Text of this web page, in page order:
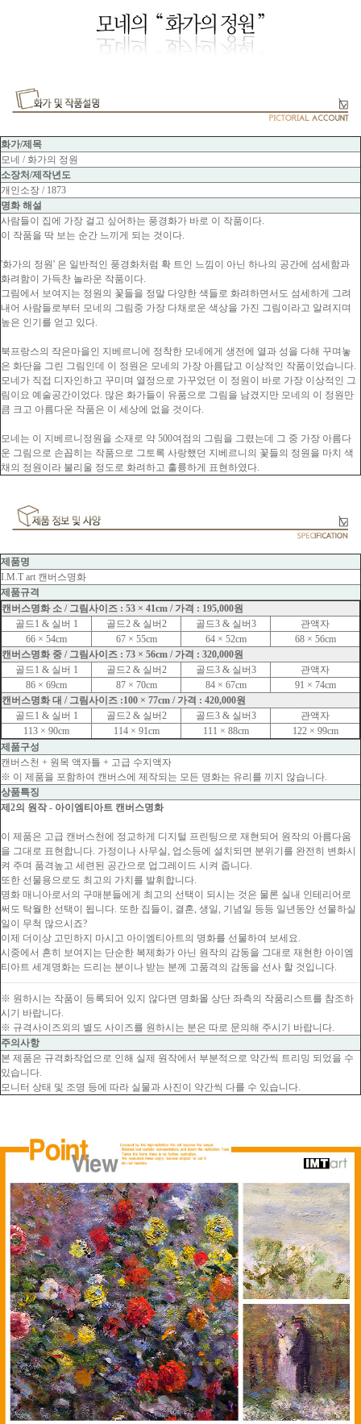
화가/제목
모네 / 화가의 정원
소장처/제작년도
개인소장 / 1873
명화 해설
사람들이 집에 가장 걸고 싶어하는 풍경화가 바로 이 작품이다.
이 작품을 딱 보는 순간 느끼게 되는 것이다.
'화가의 정원' 은 일반적인 풍경화처럼 확 트인 느낌이 아닌 하나의 공간에 섬세함과
화려함이 가득찬 놀라운 작품이다.
그림에서 보여지는 정원의 꽃들을 정말 다양한 색들로 화려하면서도 섬세하게 그려
내어 사람들로부터 모네의 그림중 가장 다채로운 색상을 가진 그림이라고 알려지며
높은 인기를 얻고 있다.
북프랑스의 작은마을인 지베르니에 정착한 모네에게 생전에 열과 성을 다해 꾸며놓
은 화단을 그린 그림인데 이 정원은 모네의 가장 아름답고 이상적인 작품이었습니다.
모네가 직접 디자인하고 꾸미며 열정으로 가꾸었던 이 정원이 바로 가장 이상적인 그
림이요 예술공간이었다. 많은 화가들이 유품으로 그림을 남겼지만 모네의 이 정원만
큼 크고 아름다운 작품은 이 세상에 없을 것이다.
모네는 이 지베르니정원을 소재로 약 500여점의 그림을 그렸는데 그 중 가장 아름다
운 그림으로 손꼽히는 작품으로 그토록 사랑했던 지베르니의 꽃들의 정원을 마치 색
채의 정원이라 불리울 정도로 화려하고 훌륭하게 표현하였다.
제품명
I.M.T art 캔버스명화
제품규격
캔버스명화 소 / 그림사이즈 : 53 × 41cm / 가격 : 195,000원
골드1 & 실버 1
골드2 & 실버2 골드3 & 실버3
관액자
66 × 54cm
67 × 55cm 64 × 52cm
68 × 56cm
캔버스명화 중 / 그림사이즈 : 73 × 56cm / 가격 : 320,000원
골드1 & 실버 1
골드2 & 실버2 골드3 & 실버3
관액자
86 × 69cm
87 × 70cm 84 × 67cm
91 × 74cm
캔버스명화 대 / 그림사이즈 :100 × 77cm / 가격 : 420,000원
골드1 & 실버 1
골드2 & 실버2 골드3 & 실버3
관액자
113 × 90cm
114 × 91cm 111 × 88cm
122 × 99cm
제품구성
캔버스천 + 원목 액자틀 + 고급 수지액자
※ 이 제품을 포함하여 캔버스에 제작되는 모든 명화는 유리를 끼지 않습니다.
상품특징
제2의 원작 - 아이엠티아트 캔버스명화
이 제품은 고급 캔버스천에 정교하게 디지털 프린팅으로 재현되어 원작의 아름다움
을 그대로 표현합니다. 가정이나 사무실, 업소등에 설치되면 분위기를 완전히 변화시
켜 주며 품격높고 세련된 공간으로 업그레이드 시켜 줍니다.
또한 선물용으로도 최고의 가치를 발휘합니다.
명화 매니아로서의 구매분들에게 최고의 선택이 되시는 것은 물론 실내 인테리어로
써도 탁월한 선택이 됩니다. 또한 집들이, 결혼, 생일, 기념일 등등 일년동안 선물하실
일이 무척 많으시죠?
이제 더이상 고민하지 마시고 아이엠티아트의 명화를 선물하여 보세요.
시중에서 흔히 보여지는 단순한 복제화가 아닌 원작의 감동을 그대로 재현한 아이엠
티아트 세계명화는 드리는 분이나 받는 분께 고품격의 감동을 선사 할 것입니다.
※ 원하시는 작품이 등록되어 있지 않다면 명화몰 상단 좌측의 작품리스트를 참조하
시기 바랍니다.
※ 규격사이즈외의 별도 사이즈를 원하시는 분은 따로 문의해 주시기 바랍니다.
주의사항
본 제품은 규격화작업으로 인해 실제 원작에서 부분적으로 약간씩 트리밍 되었을 수
있습니다.
모니터 상태 및 조명 등에 따라 실물과 사진이 약간씩 다를 수 있습니다.